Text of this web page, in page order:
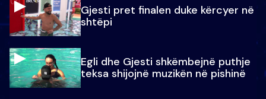
Gjesti pret finalen duke kërcyer në
shtëpi
Egli dhe Gjesti shkëmbejnë puthje
teksa shijojnë muzikën në pishinë